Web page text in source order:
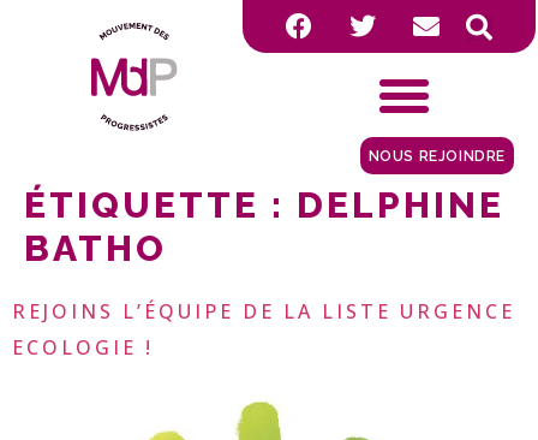
NOUS REJOINDRE
ÉTIQUETTE : DELPHINE
BATHO
REJOINS L’ÉQUIPE DE LA LISTE URGENCE
ECOLOGIE !